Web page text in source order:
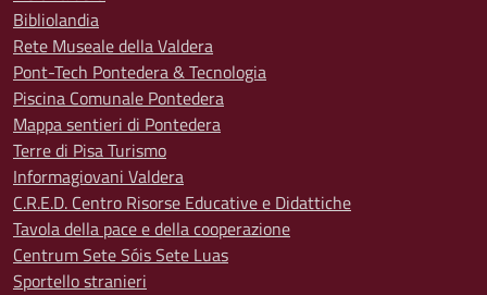
Bibliolandia
Rete Museale della Valdera
Pont-Tech Pontedera & Tecnologia
Piscina Comunale Pontedera
Mappa sentieri di Pontedera
Terre di Pisa Turismo
Informagiovani Valdera
C.R.E.D. Centro Risorse Educative e Didattiche
Tavola della pace e della cooperazione
Centrum Sete Sóis Sete Luas
Sportello stranieri